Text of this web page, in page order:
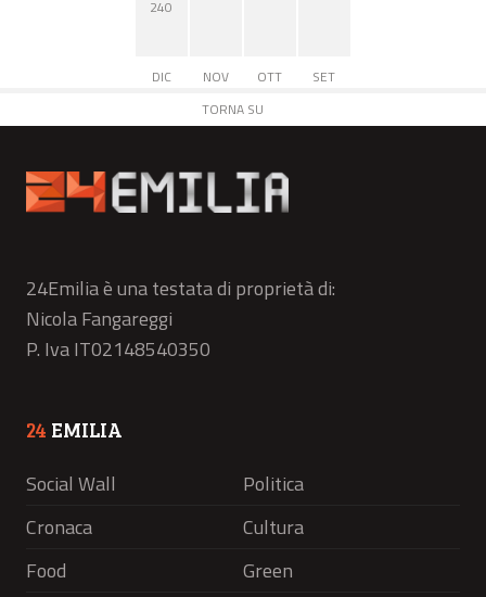
240
DIC NOV OTT
SET
TORNA SU
24Emilia è una testata di proprietà di:
Nicola Fangareggi
P. Iva IT02148540350
24 EMILIA
Social Wall
Politica
Cronaca
Cultura
Food
Green